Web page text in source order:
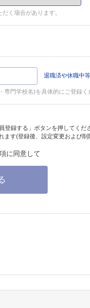
く場合があります。
退職済や休職中
専門学校名)を具体的にご登録く
登録する」ボタンを押してくだ
ます(登録後、設定変更および
に同意して